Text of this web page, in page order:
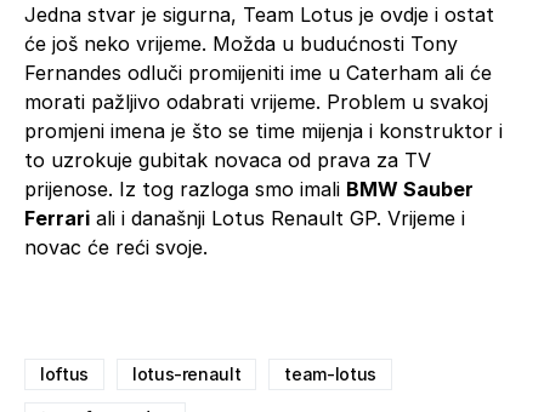
Jedna stvar je sigurna, Team Lotus je ovdje i ostat
će još neko vrijeme. Možda u budućnosti Tony
Fernandes odluči promijeniti ime u Caterham ali će
morati pažljivo odabrati vrijeme. Problem u svakoj
promjeni imena je što se time mijenja i konstruktor i
to uzrokuje gubitak novaca od prava za TV
prijenose. Iz tog razloga smo imali BMW Sauber
Ferrari ali i današnji Lotus Renault GP. Vrijeme i
novac će reći svoje.
loftus lotus-renault team-lotus